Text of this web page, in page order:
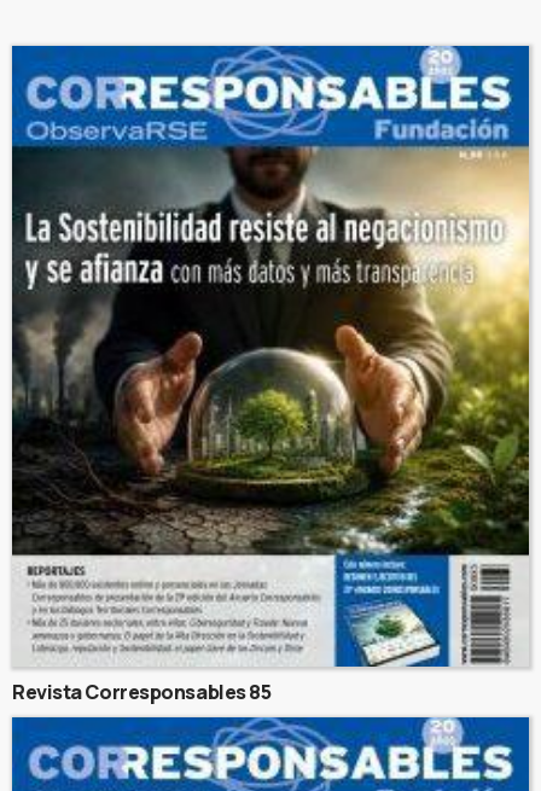
Revista Corresponsables 85